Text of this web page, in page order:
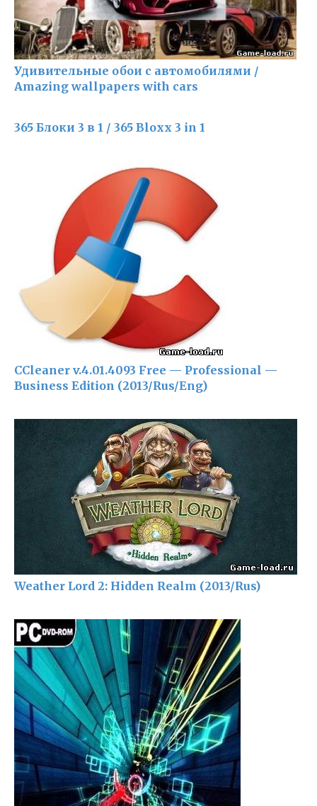
Удивительные обои с автомобилями /
Amazing wallpapers with cars
365 Блоки 3 в 1 / 365 Bloxx 3 in 1
CCleaner v.4.01.4093 Free — Professional —
Business Edition (2013/Rus/Eng)
Weather Lord 2: Hidden Realm (2013/Rus)